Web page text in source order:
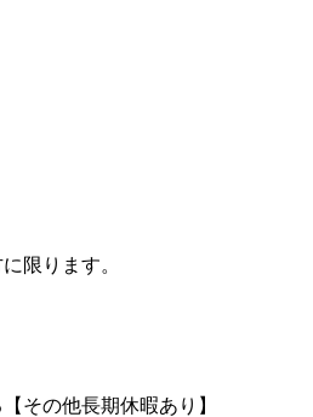
限ります。
その他長期休暇あり】